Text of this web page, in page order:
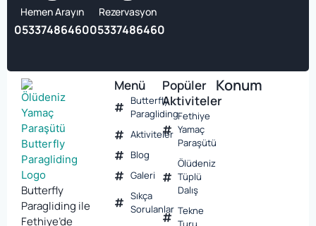
Hemen Arayın
05337486460
Rezervasyon
05337486460
Butterfly
Paragliding ile
Fethiye’de
Menü
Butterfly
Paragliding
Aktiviteler
Blog
Galeri
Sıkça
Sorulanlar
Popüler
Aktiviteler
Fethiye
Yamaç
Paraşütü
Ölüdeniz
Tüplü
Dalış
Tekne
Konum